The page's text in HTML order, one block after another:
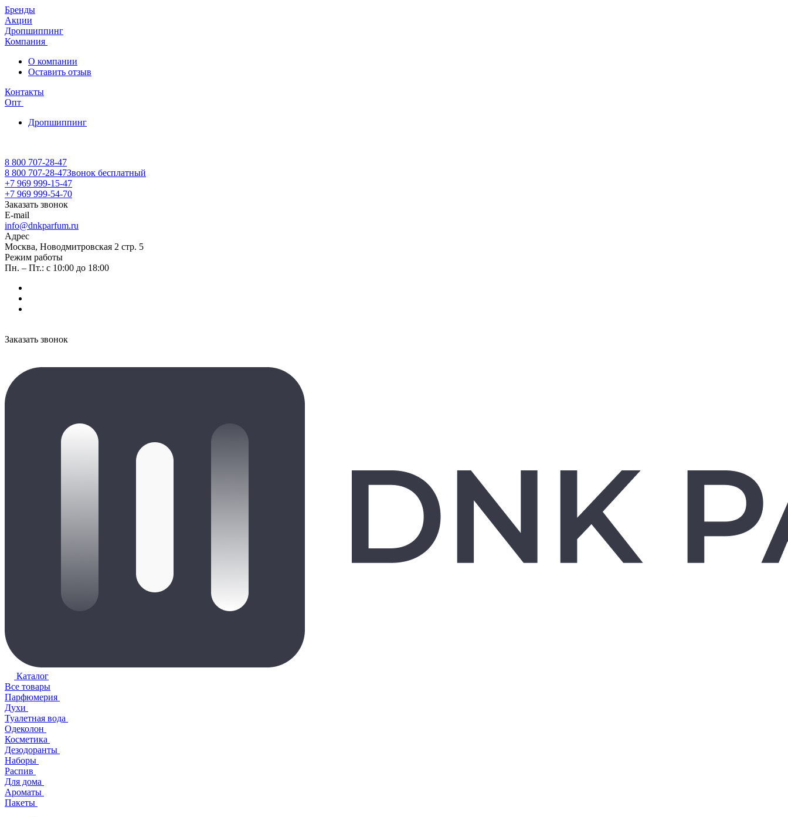
Бренды
Акции
Дропшиппинг
Компания
О компании
Оставить отзыв
Контакты
Опт
Дропшиппинг
8 800 707-28-47
8 800 707-28-47Звонок бесплатный
+7 969 999-15-47
+7 969 999-54-70
Заказать звонок
E-mail
info@dnkparfum.ru
Адрес
Москва, Новодмитровская 2 стр. 5
Режим работы
Пн. – Пт.: с 10:00 до 18:00
Заказать звонок
Каталог
Все товары
Парфюмерия
Духи
Туалетная вода
Одеколон
Косметика
Дезодоранты
Наборы
Распив
Для дома
Ароматы
Пакеты